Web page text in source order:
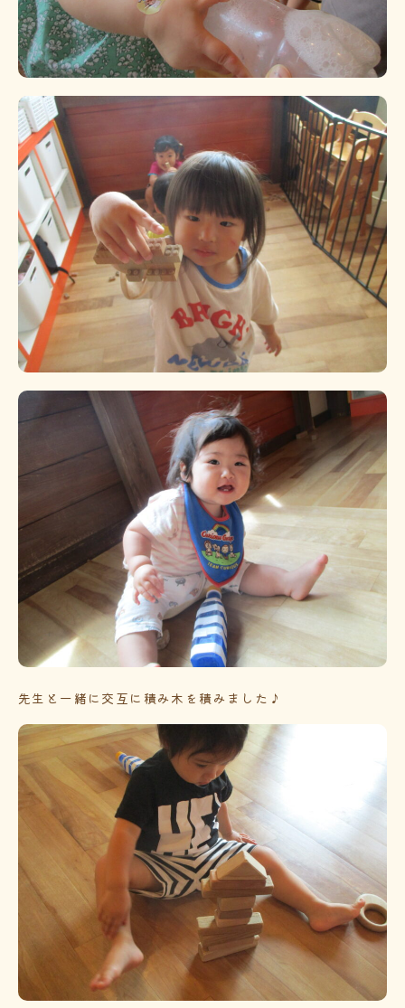
先生と一緒に交互に積み木を積みました♪